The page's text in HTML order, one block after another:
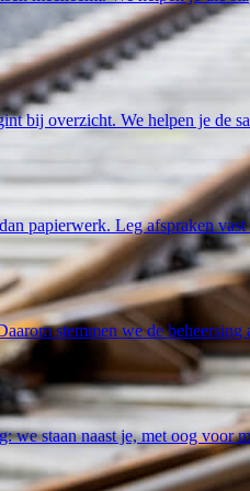
bij overzicht. We helpen je de
papierwerk. Leg afspraken
stemmen we de
we staan naast je, met oog voor